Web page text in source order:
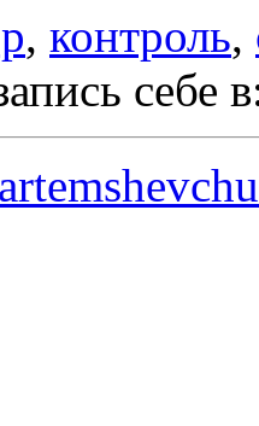
, контроль,
себе